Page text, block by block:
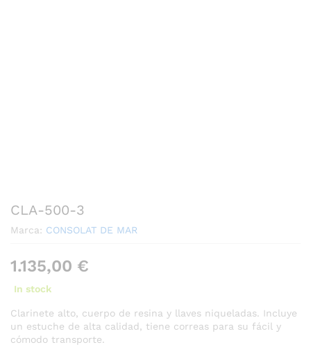
CLA-500-3
Marca: CONSOLAT DE MAR
1.135,00 €
In stock
Clarinete alto, cuerpo de resina y llaves niqueladas. Incluye
un estuche de alta calidad, tiene correas para su fácil y
cómodo transporte.